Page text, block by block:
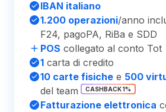
IBAN italiano
1.200 operazioni/anno
F24, pagoPA, RiBa e SDD
POS collegato al conto Tot
1 carta di credito
10 carte fisiche e 500
del team
CASHBACK 1%
Fatturazione elettronica